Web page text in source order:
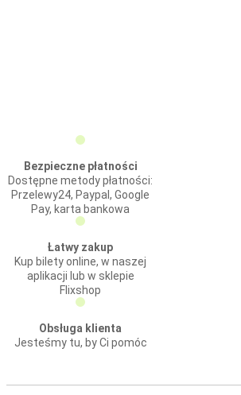
Bezpieczne płatności
Dostępne metody płatności:
Przelewy24, Paypal, Google
Pay, karta bankowa
Łatwy zakup
Kup bilety online, w naszej
aplikacji lub w sklepie
Flixshop
Obsługa klienta
Jesteśmy tu, by Ci pomóc